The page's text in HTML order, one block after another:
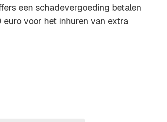
een schadevergoeding betalen
voor het inhuren van extra